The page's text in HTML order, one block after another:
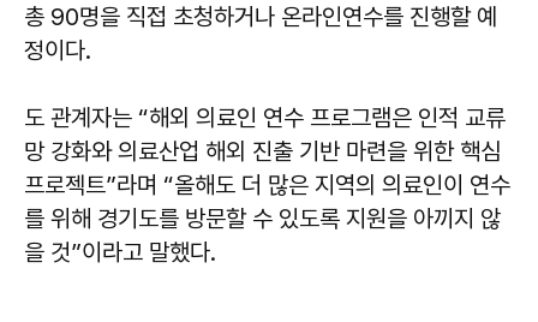
총 90명을 직접 초청하거나 온라인연수를 진행할 예
정이다.
도 관계자는 “해외 의료인 연수 프로그램은 인적 교류
망 강화와 의료산업 해외 진출 기반 마련을 위한 핵심
프로젝트”라며 “올해도 더 많은 지역의 의료인이 연수
를 위해 경기도를 방문할 수 있도록 지원을 아끼지 않
을 것”이라고 말했다.